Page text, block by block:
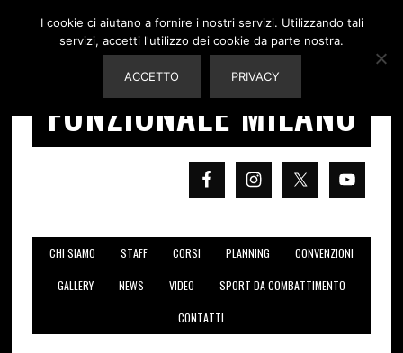
ALLENAMENTO
FUNZIONALE MILANO
CHI SIAMO STAFF CORSI PLANNING CONVENZIONI
GALLERY NEWS VIDEO SPORT DA COMBATTIMENTO
CONTATTI
I cookie ci aiutano a fornire i nostri servizi. Utilizzando tali
servizi, accetti l'utilizzo dei cookie da parte nostra.
ACCETTO PRIVACY